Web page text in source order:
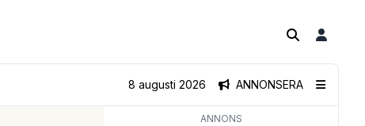
ANNONSERA
8 augusti 2026
ANNONS